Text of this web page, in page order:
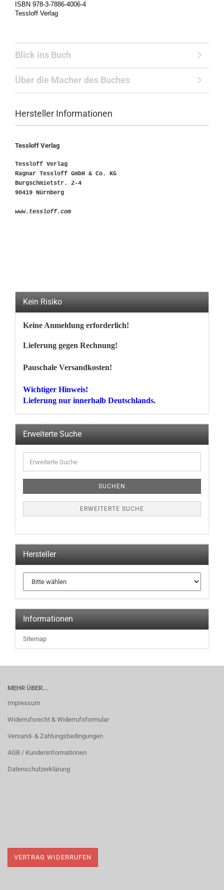
ISBN 978-3-7886-4006-4
Tessloff Verlag
Blick ins Buch
Über die Macher des Buches
Hersteller Informationen
Tessloff Verlag
Tessloff Verlag
Ragnar Tessloff GmbH & Co. KG
Burgschmietstr. 2-4
90419 Nürnberg
www.tessloff.com
Kein Risiko
Keine Anmeldung erforderlich!
Lieferung gegen Rechnung!
Pauschale Versandkosten!
Wichtiger Hinweis!
Lieferung nur innerhalb Deutschlands.
Erweiterte Suche
Suche
SUCHEN
ERWEITERTE SUCHE
Hersteller
Informationen
Sitemap
MEHR ÜBER...
Impressum
Widerrufsrecht & Widerrufsformular
Versand- & Zahlungsbedingungen
AGB / Kundeninformationen
Datenschutzerklärung
VERTRAG WIDERRUFEN